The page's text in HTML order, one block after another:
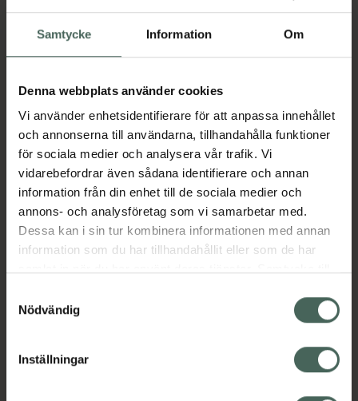
Samtycke Information Om
Denna webbplats använder cookies
Vi använder enhetsidentifierare för att anpassa innehållet
och annonserna till användarna, tillhandahålla funktioner
för sociala medier och analysera vår trafik. Vi
vidarebefordrar även sådana identifierare och annan
information från din enhet till de sociala medier och
annons- och analysföretag som vi samarbetar med.
Dessa kan i sin tur kombinera informationen med annan
information som du har tillhandahållit eller som de har
återkalla ditt samtycke via webbplatsens
cookieinställningar. Ett återkallat samtycke påverkar inte
lagligheten av behandling som skett innan återkallelsen.
Nödvändig
Inställningar
Köp via ditt recept
Beskrivning Dölj
Läs alltid bipacksedeln innan
användning.
EAN:07046261709866
Visa